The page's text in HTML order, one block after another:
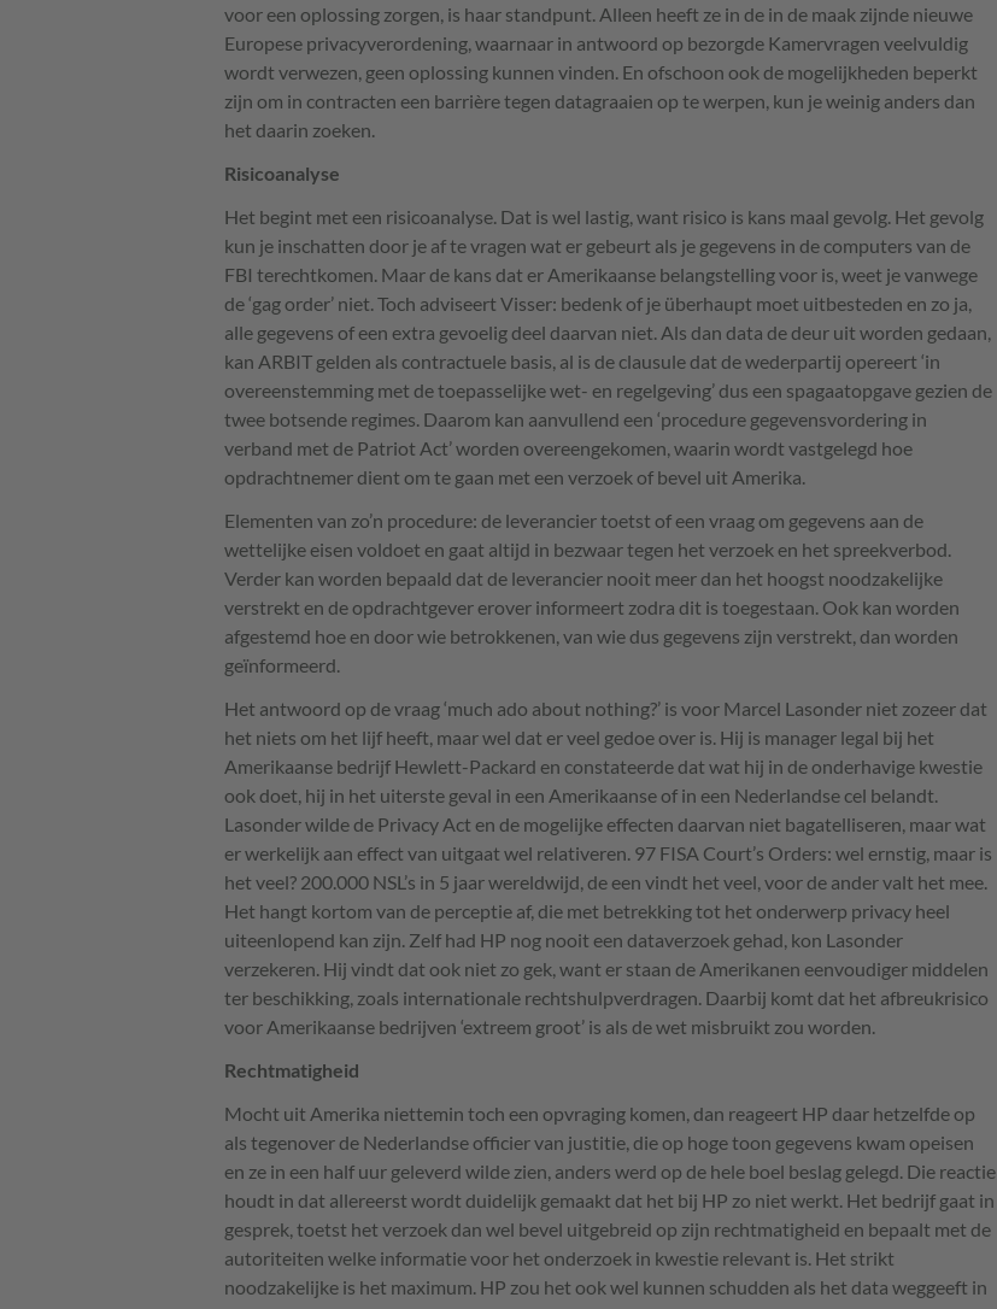
voor een oplossing zorgen, is haar standpunt. Alleen heeft ze in de in de maak zijnde nieuwe
Europese privacyverordening, waarnaar in antwoord op bezorgde Kamervragen veelvuldig
wordt verwezen, geen oplossing kunnen vinden. En ofschoon ook de mogelijkheden beperkt
zijn om in contracten een barrière tegen datagraaien op te werpen, kun je weinig anders dan
het daarin zoeken.
Risicoanalyse
Het begint met een risicoanalyse. Dat is wel lastig, want risico is kans maal gevolg. Het gevolg
kun je inschatten door je af te vragen wat er gebeurt als je gegevens in de computers van de
FBI terechtkomen. Maar de kans dat er Amerikaanse belangstelling voor is, weet je vanwege
de ‘gag order’ niet. Toch adviseert Visser: bedenk of je überhaupt moet uitbesteden en zo ja,
alle gegevens of een extra gevoelig deel daarvan niet. Als dan data de deur uit worden gedaan,
kan ARBIT gelden als contractuele basis, al is de clausule dat de wederpartij opereert ‘in
overeenstemming met de toepasselijke wet- en regelgeving’ dus een spagaatopgave gezien de
twee botsende regimes. Daarom kan aanvullend een ‘procedure gegevensvordering in
verband met de Patriot Act’ worden overeengekomen, waarin wordt vastgelegd hoe
opdrachtnemer dient om te gaan met een verzoek of bevel uit Amerika.
Elementen van zo’n procedure: de leverancier toetst of een vraag om gegevens aan de
wettelijke eisen voldoet en gaat altijd in bezwaar tegen het verzoek en het spreekverbod.
Verder kan worden bepaald dat de leverancier nooit meer dan het hoogst noodzakelijke
verstrekt en de opdrachtgever erover informeert zodra dit is toegestaan. Ook kan worden
afgestemd hoe en door wie betrokkenen, van wie dus gegevens zijn verstrekt, dan worden
geïnformeerd.
Het antwoord op de vraag ‘much ado about nothing?’ is voor Marcel Lasonder niet zozeer dat
het niets om het lijf heeft, maar wel dat er veel gedoe over is. Hij is manager legal bij het
Amerikaanse bedrijf Hewlett-Packard en constateerde dat wat hij in de onderhavige kwestie
ook doet, hij in het uiterste geval in een Amerikaanse of in een Nederlandse cel belandt.
Lasonder wilde de Privacy Act en de mogelijke effecten daarvan niet bagatelliseren, maar wat
er werkelijk aan effect van uitgaat wel relativeren. 97 FISA Court’s Orders: wel ernstig, maar is
het veel? 200.000 NSL ’s in 5 jaar wereldwijd, de een vindt het veel, voor de ander valt het mee.
Het hangt kortom van de perceptie af, die met betrekking tot het onderwerp privacy heel
uiteenlopend kan zijn. Zelf had HP nog nooit een dataverzoek gehad, kon Lasonder
verzekeren. Hij vindt dat ook niet zo gek, want er staan de Amerikanen eenvoudiger middelen
ter beschikking, zoals internationale rechtshulpverdragen. Daarbij komt dat het afbreukrisico
voor Amerikaanse bedrijven ‘extreem groot’ is als de wet misbruikt zou worden.
Rechtmatigheid
Mocht uit Amerika niettemin toch een opvraging komen, dan reageert HP daar hetzelfde op
als tegenover de Nederlandse officier van justitie, die op hoge toon gegevens kwam opeisen
en ze in een half uur geleverd wilde zien, anders werd op de hele boel beslag gelegd. Die reactie
houdt in dat allereerst wordt duidelijk gemaakt dat het bij HP zo niet werkt. Het bedrijf gaat in
gesprek, toetst het verzoek dan wel bevel uitgebreid op zijn rechtmatigheid en bepaalt met de
autoriteiten welke informatie voor het onderzoek in kwestie relevant is. Het strikt
noodzakelijke is het maximum. HP zou het ook wel kunnen schudden als het data weggeeft in